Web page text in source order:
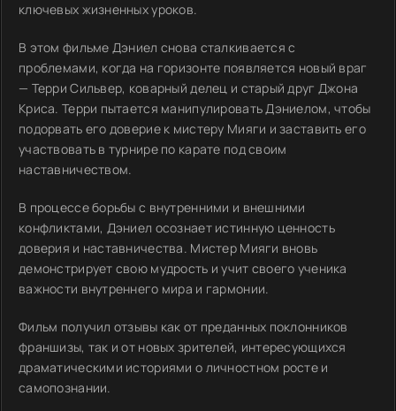
ключевых жизненных уроков.
В этом фильме Дэниел снова сталкивается с
проблемами, когда на горизонте появляется новый враг
— Терри Сильвер, коварный делец и старый друг Джона
Криса. Терри пытается манипулировать Дэниелом, чтобы
подорвать его доверие к мистеру Мияги и заставить его
участвовать в турнире по карате под своим
наставничеством.
В процессе борьбы с внутренними и внешними
конфликтами, Дэниел осознает истинную ценность
доверия и наставничества. Мистер Мияги вновь
демонстрирует свою мудрость и учит своего ученика
важности внутреннего мира и гармонии.
Фильм получил отзывы как от преданных поклонников
франшизы, так и от новых зрителей, интересующихся
драматическими историями о личностном росте и
самопознании.